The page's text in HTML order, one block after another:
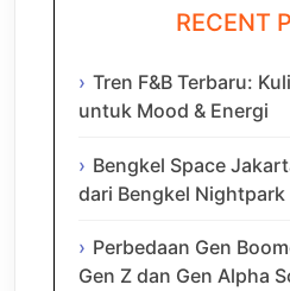
RECENT
Tren F&B Terbaru:
untuk Mood & Energi
Bengkel Space
dari Bengkel Nightpark
Perbedaan Gen
Gen Z dan Gen Alpha